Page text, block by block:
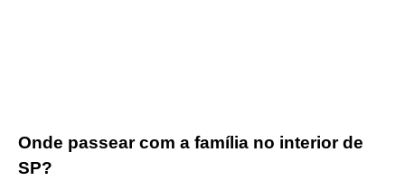
Onde passear com a família no interior de
SP?